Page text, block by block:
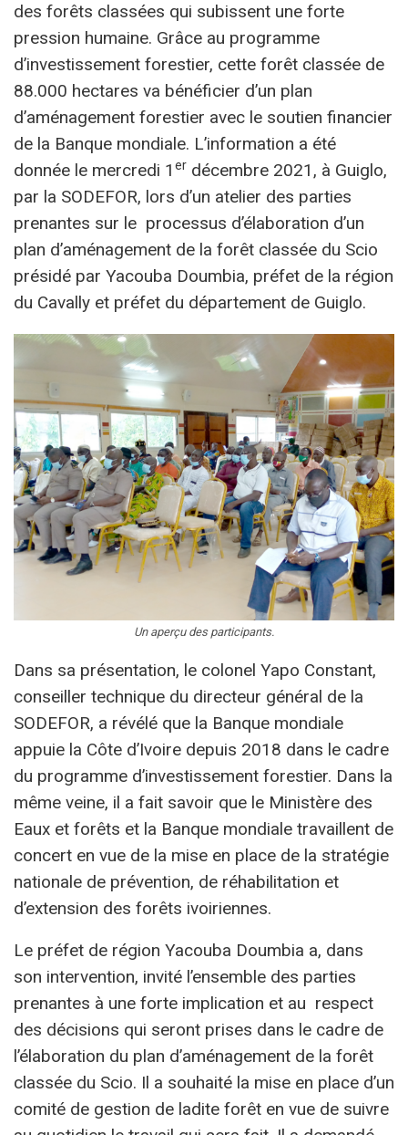
des forêts classées qui subissent une forte
pression humaine. Grâce au programme
d’investissement forestier, cette forêt classée de
88.000 hectares va bénéficier d’un plan
d’aménagement forestier avec le soutien financier
de la Banque mondiale. L’information a été
donnée le mercredi 1 er décembre 2021, à Guiglo,
par la SODEFOR, lors d’un atelier des parties
prenantes sur le processus d’élaboration d’un
plan d’aménagement de la forêt classée du Scio
présidé par Yacouba Doumbia, préfet de la région
du Cavally et préfet du département de Guiglo.
Un aperçu des participants.
Dans sa présentation, le colonel Yapo Constant,
conseiller technique du directeur général de la
SODEFOR, a révélé que la Banque mondiale
appuie la Côte d’Ivoire depuis 2018 dans le cadre
du programme d’investissement forestier. Dans la
même veine, il a fait savoir que le Ministère des
Eaux et forêts et la Banque mondiale travaillent de
concert en vue de la mise en place de la stratégie
nationale de prévention, de réhabilitation et
d’extension des forêts ivoiriennes.
Le préfet de région Yacouba Doumbia a, dans
son intervention, invité l’ensemble des parties
prenantes à une forte implication et au respect
des décisions qui seront prises dans le cadre de
l’élaboration du plan d’aménagement de la forêt
classée du Scio. Il a souhaité la mise en place d’un
comité de gestion de ladite forêt en vue de suivre